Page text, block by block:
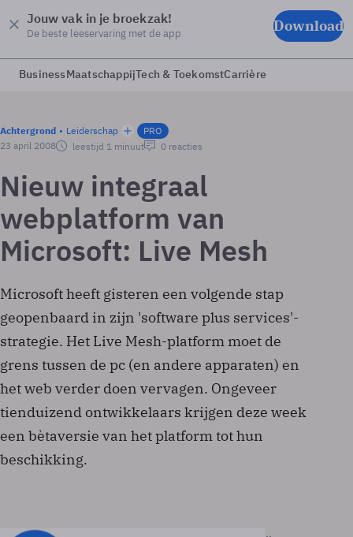
Jouw vak in je broekzak!
De beste leeservaring met de app Download
BusinessMaatschappijTech & ToekomstCarrière
Achtergrond Leiderschap
PRO
23 april 2008
leestijd 1 minuut 0 reacties
Nieuw integraal
webplatform van
Microsoft: Live Mesh
Microsoft heeft gisteren een volgende stap
geopenbaard in zijn 'software plus services'-
strategie. Het Live Mesh-platform moet de
grens tussen de pc (en andere apparaten) en
het web verder doen vervagen. Ongeveer
tienduizend ontwikkelaars krijgen deze week
een bètaversie van het platform tot hun
beschikking.